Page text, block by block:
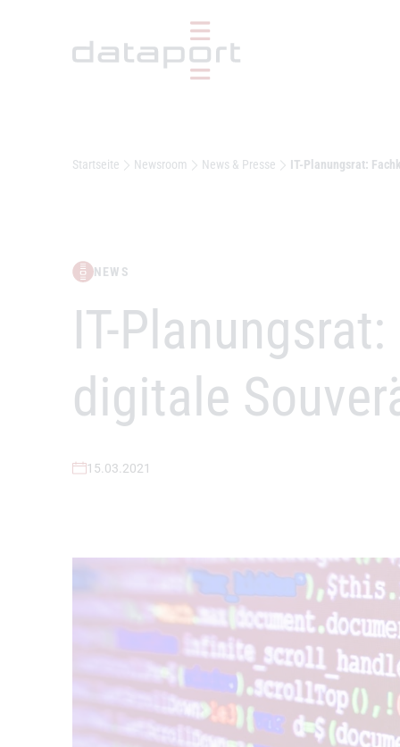
Startseite Newsroom News & Presse IT-Planungsrat:
NEWS
–
IT-
digitale
15.03.2021